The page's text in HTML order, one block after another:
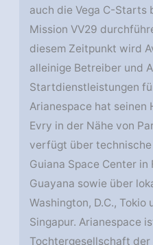
auch die Vega C-Starts
Mission VV29
diesem Zeitpunkt wird
alleinige Betreiber und
Startdienstleistungen
Arianespace hat seinen
Evry in der Nähe von
verfügt über technische
Guiana Space Center in
Guayana sowie über
Washington, D.C., Tokio
Singapur. Arianespace
Tochtergesellschaft der